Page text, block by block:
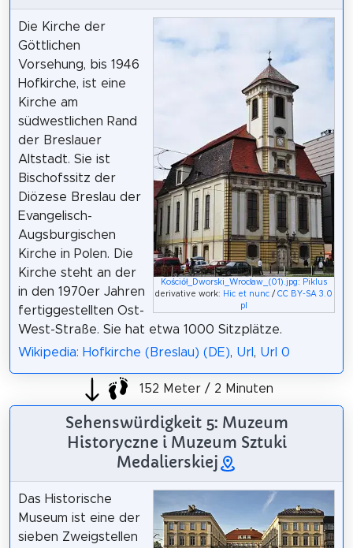
Kościół_Dworski_Wrocław_(01).jpg : Piklus
derivative work: Hic et nunc /CC BY-SA 3.0
pl
Die Kirche der
Göttlichen
Vorsehung, bis 1946
Hofkirche, ist eine
Kirche am
südwestlichen Rand
der Breslauer
Altstadt. Sie ist
Bischofssitz der
Diözese Breslau der
Evangelisch-
Augsburgischen
Kirche in Polen. Die
Kirche steht an der
in den 1970er Jahren
fertiggestellten Ost-
West-Straße. Sie hat etwa 1000 Sitzplätze.
Wikipedia: Hofkirche (Breslau) (DE), Url , Url 0
152 Meter / 2 Minuten
Sehenswürdigkeit 5: Muzeum
Historyczne i Muzeum Sztuki
Medalierskiej
Das Historische
Museum ist eine der
sieben Zweigstellen